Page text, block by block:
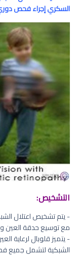
السكري إجراء فحص
التشخيص:
- يتم تشخيص اعتلال
مع توسيع حدقة العين
- يتميز قلوبال لرعاية
الشبكية لتشمل جميع